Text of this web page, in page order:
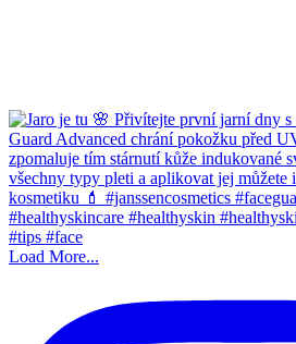
Load More...